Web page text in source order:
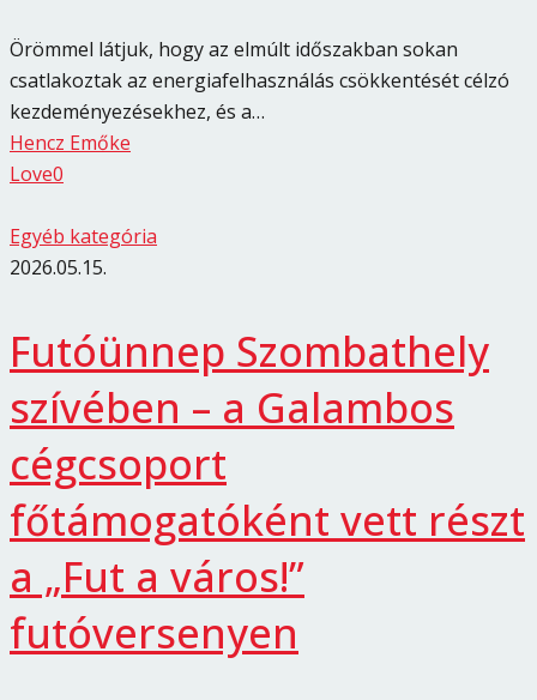
Örömmel látjuk, hogy az elmúlt időszakban sokan
csatlakoztak az energiafelhasználás csökkentését célzó
kezdeményezésekhez, és a…
Hencz Emőke
Love0
Egyéb kategória
2026.05.15.
Futóünnep Szombathely
szívében – a Galambos
cégcsoport
főtámogatóként vett részt
a „Fut a város!”
futóversenyen